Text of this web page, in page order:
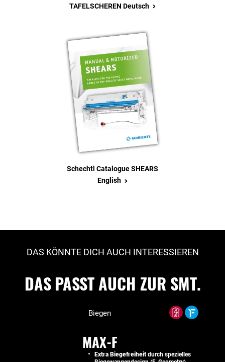
TAFELSCHEREN Deutsch >
Schechtl Catalogue SHEARS
English >
DAS KÖNNTE DICH AUCH INTERESSIEREN
DAS PASST AUCH ZUR SMT.
Biegen
MAX-F
Extra Biegefreiheit durch spezielles